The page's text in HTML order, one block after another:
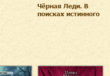
Чёрная Леди. В
поисках истинного